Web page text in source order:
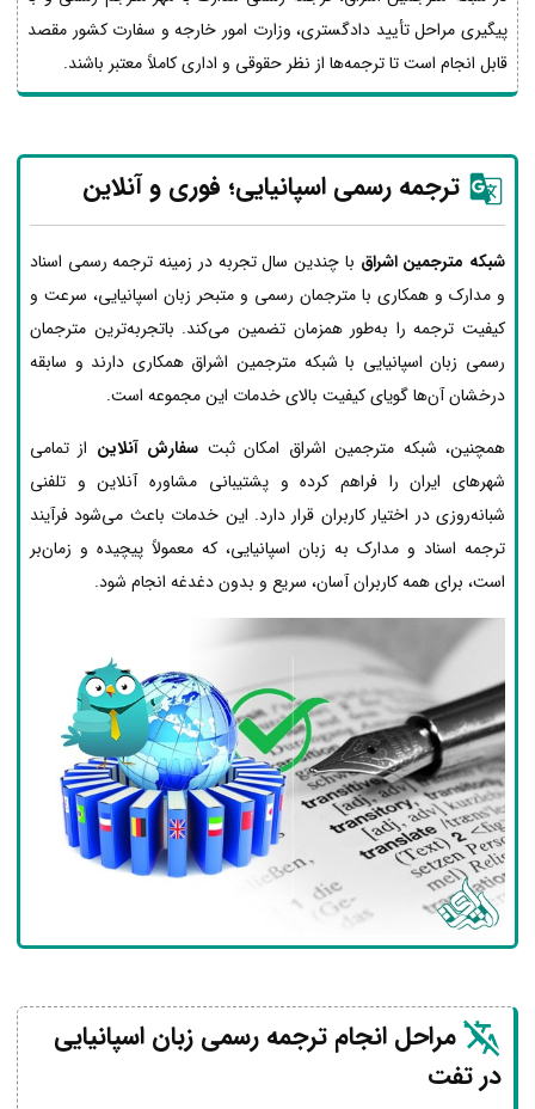
پیگیری مراحل تأیید دادگستری، وزارت امور خارجه و سفارت کشور مقصد
قابل انجام است تا ترجمه‌ها از نظر حقوقی و اداری کاملاً معتبر باشند.
ترجمه رسمی اسپانیایی؛ فوری و آنلاین
شبکه مترجمین اشراق با چندین سال تجربه در زمینه ترجمه رسمی اسناد
و مدارک و همکاری با مترجمان رسمی و متبحر زبان اسپانیایی، سرعت و
کیفیت ترجمه را به‌طور همزمان تضمین می‌کند. باتجربه‌ترین مترجمان
رسمی زبان اسپانیایی با شبکه مترجمین اشراق همکاری دارند و سابقه
درخشان آن‌ها گویای کیفیت بالای خدمات این مجموعه است.
همچنین، شبکه مترجمین اشراق امکان ثبت سفارش آنلاین از تمامی
شهرهای ایران را فراهم کرده و پشتیبانی مشاوره آنلاین و تلفنی
شبانه‌روزی در اختیار کاربران قرار دارد. این خدمات باعث می‌شود فرآیند
ترجمه اسناد و مدارک به زبان اسپانیایی، که معمولاً پیچیده و زمان‌بر
است، برای همه کاربران آسان، سریع و بدون دغدغه انجام شود.
مراحل انجام ترجمه رسمی زبان اسپانیایی
در تفت